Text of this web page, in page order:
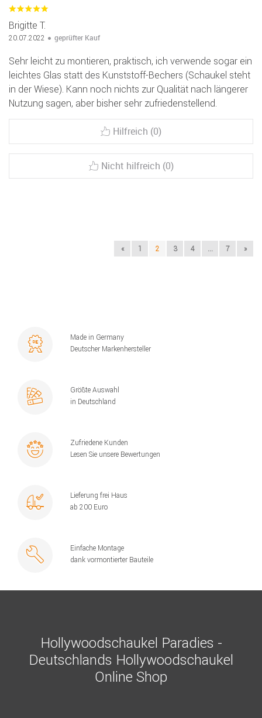
Brigitte T.
20.07.2022 geprüfter Kauf
Sehr leicht zu montieren, praktisch, ich verwende sogar ein
leichtes Glas statt des Kunststoff-Bechers (Schaukel steht
in der Wiese). Kann noch nichts zur Qualität nach längerer
Nutzung sagen, aber bisher sehr zufriedenstellend.
Hilfreich (0)
Nicht hilfreich (0)
« 1 2 3 4 ... 7 »
Made in Germany
Deutscher Markenhersteller
Größte Auswahl
in Deutschland
Zufriedene Kunden
Lesen Sie unsere Bewertungen
Lieferung frei Haus
ab 200 Euro
Einfache Montage
dank vormontierter Bauteile
Hollywoodschaukel Paradies -
Deutschlands Hollywoodschaukel
Online Shop